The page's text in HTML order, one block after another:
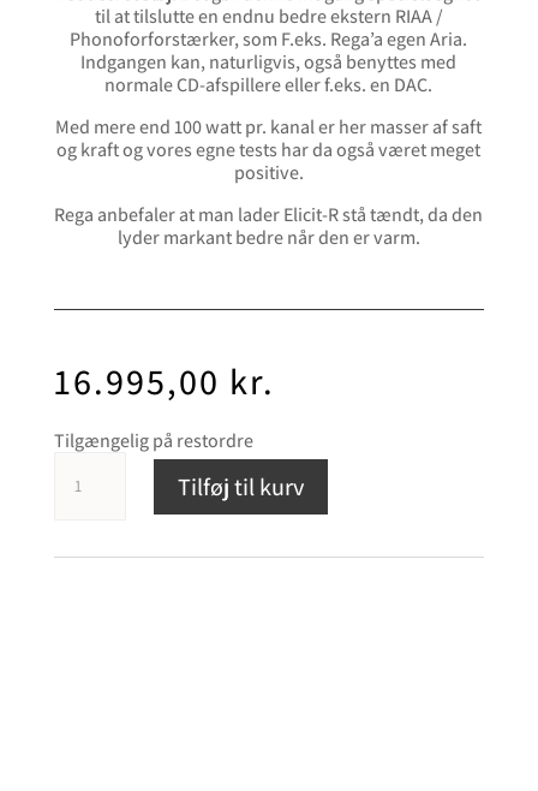
til at tilslutte en endnu bedre ekstern RIAA /
Phonoforforstærker, som F.eks. Rega’a egen Aria.
Indgangen kan, naturligvis, også benyttes med
normale CD-afspillere eller f.eks. en DAC.
Med mere end 100 watt pr. kanal er her masser af saft
og kraft og vores egne tests har da også været meget
positive.
Rega anbefaler at man lader Elicit-R stå tændt, da den
lyder markant bedre når den er varm.
16.995,00 kr.
Tilgængelig på restordre
Elicit-
Tilføj til kurv